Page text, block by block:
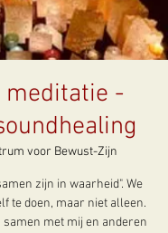
meditatie -
voor Bewust-Zijn
zijn in waarheid". We
te doen, maar niet alleen.
met mij en anderen